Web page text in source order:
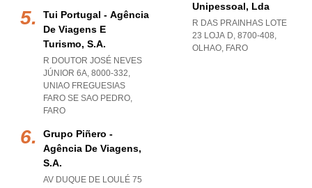
Tui Portugal - Agência
De Viagens E
Turismo, S.a.
R DOUTOR JOSÉ NEVES
JÚNIOR 6A, 8000-332,
UNIAO FREGUESIAS
FARO SE SAO PEDRO,
FARO
Grupo Piñero -
Agência De Viagens,
S.a.
AV DUQUE DE LOULÉ 75
Unipessoal, Lda
R DAS PRAINHAS LOTE
23 LOJA D, 8700-408,
OLHAO, FARO